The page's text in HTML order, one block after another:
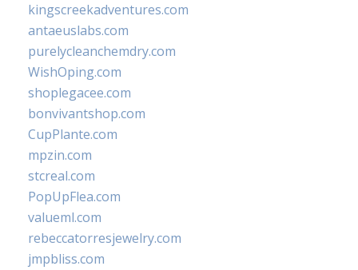
kingscreekadventures.com
antaeuslabs.com
purelycleanchemdry.com
WishOping.com
shoplegacee.com
bonvivantshop.com
CupPlante.com
mpzin.com
stcreal.com
PopUpFlea.com
valueml.com
rebeccatorresjewelry.com
jmpbliss.com